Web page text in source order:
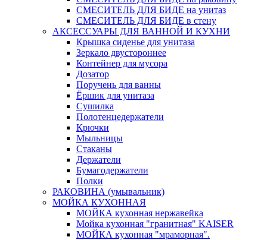
СМЕСИТЕЛЬ ДЛЯ БИДЕ на унитаз
СМЕСИТЕЛЬ ДЛЯ БИДЕ в стену
АКСЕССУАРЫ ДЛЯ ВАННОЙ И КУХНИ
Крышка сиденье для унитаза
Зеркало двустороннее
Контейнер для мусора
Дозатор
Поручень для ванны
Ёршик для унитаза
Сушилка
Полотенцедержатели
Крючки
Мыльницы
Стаканы
Держатели
Бумагодержатели
Полки
РАКОВИНА (умывальник)
МОЙКА КУХОННАЯ
МОЙКА кухонная нержавейка
Мойка кухонная "гранитная" KAISER
МОЙКА кухонная "мраморная".